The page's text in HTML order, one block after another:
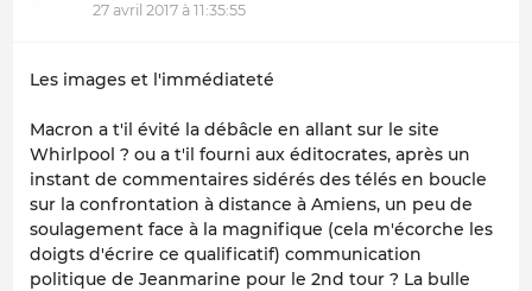
27 avril 2017 à 11:35:55
Les images et l'immédiateté
Macron a t'il évité la débâcle en allant sur le site
Whirlpool ? ou a t'il fourni aux éditocrates, après un
instant de commentaires sidérés des télés en boucle
sur la confrontation à distance à Amiens, un peu de
soulagement face à la magnifique (cela m'écorche les
doigts d'écrire ce qualificatif) communication
politique de Jeanmarine pour le 2nd tour ? La bulle